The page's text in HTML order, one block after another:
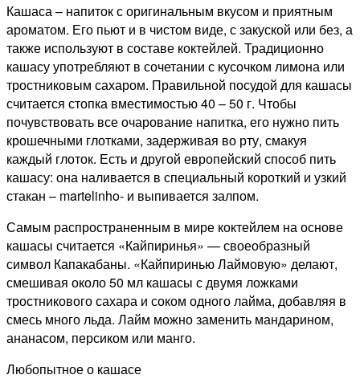
Кашаса – напиток с оригинальным вкусом и приятным
ароматом. Его пьют и в чистом виде, с закуской или без, а
также используют в составе коктейлей. Традиционно
кашасу употребляют в сочетании с кусочком лимона или
тростниковым сахаром. Правильной посудой для кашасы
считается стопка вместимостью 40 – 50 г. Чтобы
почувствовать все очарование напитка, его нужно пить
крошечными глотками, задерживая во рту, смакуя
каждый глоток. Есть и другой европейский способ пить
кашасу: она наливается в специальный короткий и узкий
стакан – martelinho- и выпивается залпом.
Самым распространенным в мире коктейлем на основе
кашасы считается «Кайпиринья» — своеобразный
символ Капакабаны. «Кайпиринью Лаймовую» делают,
смешивая около 50 мл кашасы с двумя ложками
тростникового сахара и соком одного лайма, добавляя в
смесь много льда. Лайм можно заменить мандарином,
ананасом, персиком или манго.
Любопытное о кашасе